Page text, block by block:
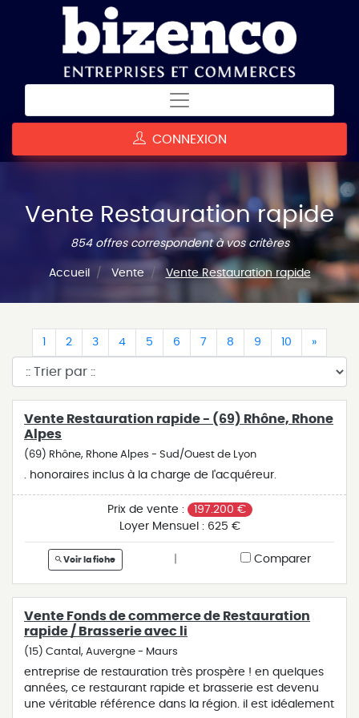
CONNEXION
Vente Restauration rapide
854 offres correspondent à vos critères
Accueil Vente Vente Restauration rapide
1(current)
2(current)
3(current)
4(current)
5(current)
6(current)
7(current)
8(current)
9(current)
10(current)
»
Vente Restauration rapide - (69) Rhône, Rhone
Alpes
(69) Rhône, Rhone Alpes - Sud/Ouest de Lyon
. honoraires inclus à la charge de l'acquéreur.
Prix de vente :
197.200 €
Loyer Mensuel : 625 €
Voir la fiche Comparer
Vente Fonds de commerce de Restauration
rapide / Brasserie avec li
(15) Cantal, Auvergne - Maurs
entreprise de restauration très prospère ! en quelques
années, ce restaurant rapide et brasserie est devenu
une véritable référence dans la région. il est idéalement